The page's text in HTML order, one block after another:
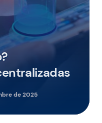
de 2025